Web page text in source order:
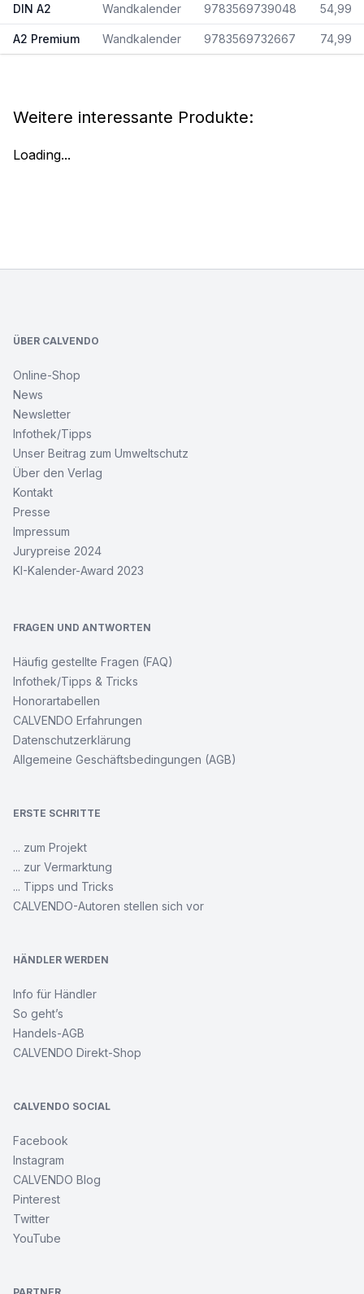
DIN A2 Wandkalender 9783569739048 54,99
A2 Premium Wandkalender 9783569732667 74,99
Weitere interessante Produkte:
Loading...
ÜBER CALVENDO
Online-Shop
News
Newsletter
Infothek/Tipps
Unser Beitrag zum Umweltschutz
Über den Verlag
Kontakt
Presse
Impressum
Jurypreise 2024
KI-Kalender-Award 2023
FRAGEN UND ANTWORTEN
Häufig gestellte Fragen (FAQ)
Infothek/Tipps & Tricks
Honorartabellen
CALVENDO Erfahrungen
Datenschutzerklärung
Allgemeine Geschäftsbedingungen (AGB)
ERSTE SCHRITTE
... zum Projekt
... zur Vermarktung
... Tipps und Tricks
CALVENDO-Autoren stellen sich vor
HÄNDLER WERDEN
Info für Händler
So geht’s
Handels-AGB
CALVENDO Direkt-Shop
CALVENDO SOCIAL
Facebook
Instagram
CALVENDO Blog
Pinterest
Twitter
YouTube